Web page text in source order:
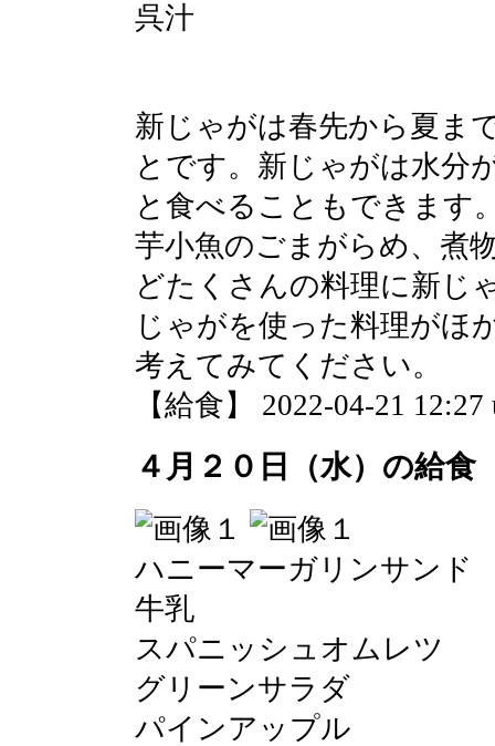
呉汁
新じゃがは春先から夏ま
とです。新じゃがは水分
と食べることもできます
芋小魚のごまがらめ、煮
どたくさんの料理に新じ
じゃがを使った料理がほ
考えてみてください。
【給食】 2022-04-21 12:27
４月２０日（水）の給食
ハニーマーガリンサンド
牛乳
スパニッシュオムレツ
グリーンサラダ
パインアップル